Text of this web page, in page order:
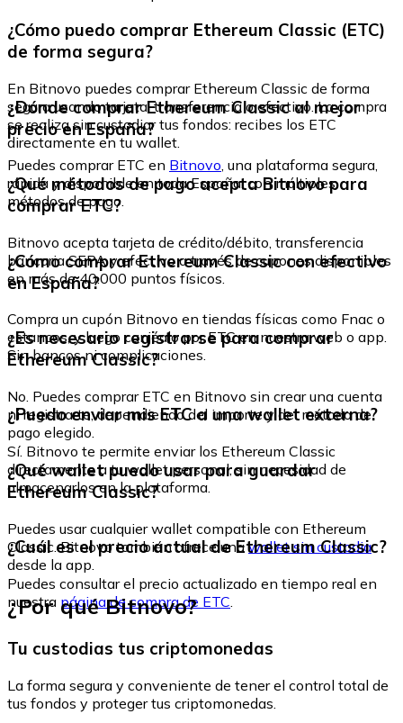
¿Cómo puedo comprar Ethereum Classic (ETC)
de forma segura?
En Bitnovo puedes comprar Ethereum Classic de forma
segura usando tarjeta, transferencia o efectivo. La compra
se realiza sin custodiar tus fondos: recibes los ETC
directamente en tu wallet.
¿Dónde comprar Ethereum Classic al mejor
precio en España?
Puedes comprar ETC en Bitnovo, una plataforma segura,
rápida y disponible en toda España, con múltiples
métodos de pago.
¿Qué métodos de pago acepta Bitnovo para
comprar ETC?
Bitnovo acepta tarjeta de crédito/débito, transferencia
bancaria SEPA y efectivo a través de cupones disponibles
en más de 40.000 puntos físicos.
¿Cómo comprar Ethereum Classic con efectivo
en España?
Compra un cupón Bitnovo en tiendas físicas como Fnac o
estancos, y luego canjéalo por ETC en nuestra web o app.
Sin bancos ni complicaciones.
¿Es necesario registrarse para comprar
Ethereum Classic?
No. Puedes comprar ETC en Bitnovo sin crear una cuenta
ni registrarte, dependiendo del importe y del método de
pago elegido.
¿Puedo enviar mis ETC a una wallet externa?
Sí. Bitnovo te permite enviar los Ethereum Classic
directamente a tu wallet personal, sin necesidad de
almacenarlos en la plataforma.
¿Qué wallet puedo usar para guardar
Ethereum Classic?
Puedes usar cualquier wallet compatible con Ethereum
Classic. Bitnovo también ofrece unawallet sin custodia
desde la app.
¿Cuál es el precio actual de Ethereum Classic?
Puedes consultar el precio actualizado en tiempo real en
nuestra página de compra de ETC.
¿Por qué Bitnovo?
Tu custodias tus criptomonedas
La forma segura y conveniente de tener el control total de
tus fondos y proteger tus criptomonedas.